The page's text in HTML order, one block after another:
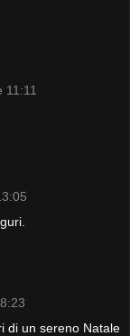
11:11
di un sereno Natale